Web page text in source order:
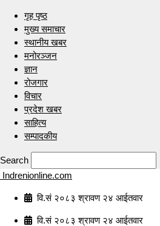
गृह पृष्ठ
मुख्य समाचार
स्थानीय खबर
मनोरञ्जन
ज्ञान
रोजगार
विचार
प्रदेश खबर
साहित्य
सम्पादकीय
Search
Indrenionline.com
वि.सं २०८३ श्रावण २४ आईतवार
वि.सं २०८३ श्रावण २४ आईतवार